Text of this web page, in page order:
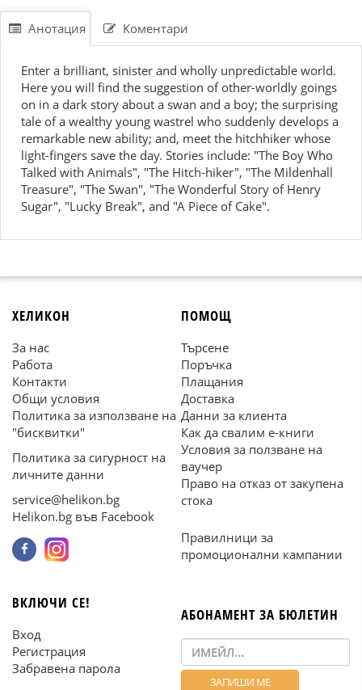
Анотация Коментари
Enter a brilliant, sinister and wholly unpredictable world.
Here you will find the suggestion of other-worldly goings
on in a dark story about a swan and a boy; the surprising
tale of a wealthy young wastrel who suddenly develops a
remarkable new ability; and, meet the hitchhiker whose
light-fingers save the day. Stories include: "The Boy Who
Talked with Animals", "The Hitch-hiker", "The Mildenhall
Treasure", "The Swan", "The Wonderful Story of Henry
Sugar", "Lucky Break", and "A Piece of Cake".
ХЕЛИКОН
За нас
Работа
Контакти
Общи условия
Политика за използване на
"бисквитки"
Политика за сигурност на
личните данни
service@helikon.bg
Helikon.bg във Facebook
ПОМОЩ
Търсене
Поръчка
Плащания
Доставка
Данни за клиента
Как да свалим е-книги
Условия за ползване на
ваучер
Право на отказ от закупена
стока
Правилници за
промоционални кампании
ВКЛЮЧИ СЕ!
Вход
Регистрация
Забравена парола
АБОНАМЕНТ ЗА БЮЛЕТИН